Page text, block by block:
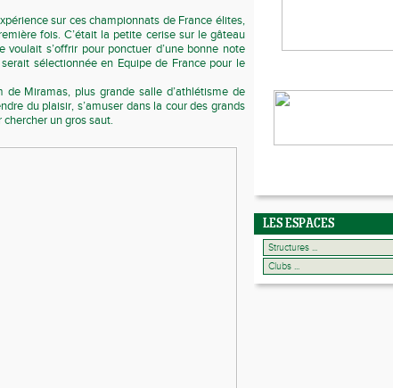
sur ces championnats de France élites,
fois. C’était la petite cerise sur le gâteau
voulait s’offrir pour ponctuer d’une bonne note
sélectionnée en Equipe de France pour le
Miramas, plus grande salle d’athlétisme de
du plaisir, s’amuser dans la cour des grands
chercher un gros saut.
LES ESPACES